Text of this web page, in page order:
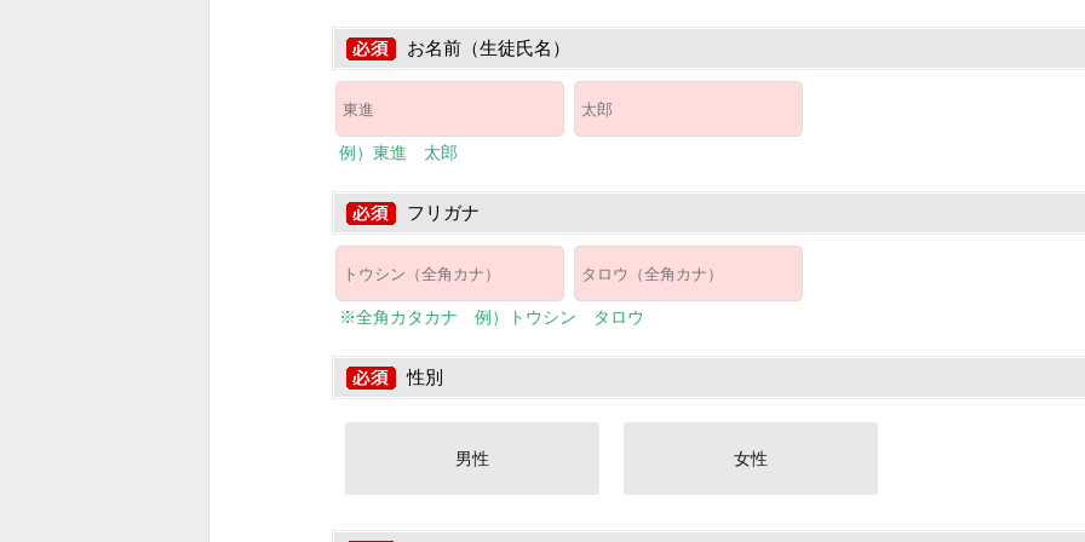
お名前（生徒氏名）
例）東進 太郎
フリガナ
※全角カタカナ 例）トウシン タロウ
性別
男性 女性